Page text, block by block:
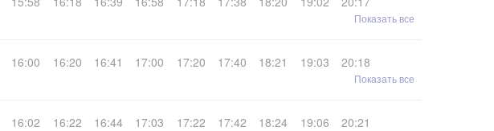
Показать все
16:00 16:20 16:41 17:00 17:20 17:40 18:21 19:03
20:18
Показать все
16:02 16:22 16:44 17:03 17:22 17:42 18:24 19:06
20:21